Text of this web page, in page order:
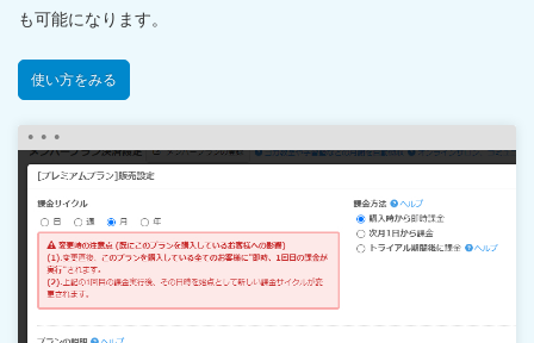
も可能になります。
使い方をみる